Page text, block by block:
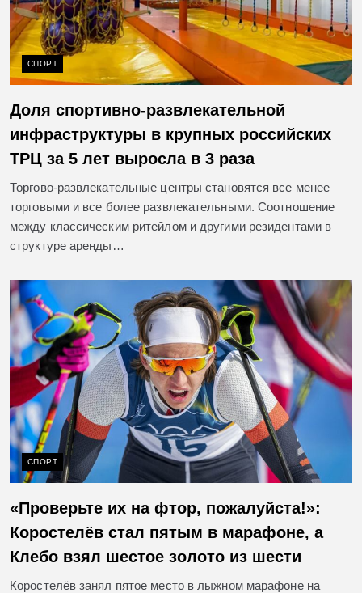
СПОРТ
Доля спортивно-развлекательной
инфраструктуры в крупных российских
ТРЦ за 5 лет выросла в 3 раза
Торгово-развлекательные центры становятся все менее
торговыми и все более развлекательными. Соотношение
между классическим ритейлом и другими резидентами в
структуре аренды…
СПОРТ
«Проверьте их на фтор, пожалуйста!»:
Коростелёв стал пятым в марафоне, а
Клебо взял шестое золото из шести
Коростелёв занял пятое место в лыжном марафоне на